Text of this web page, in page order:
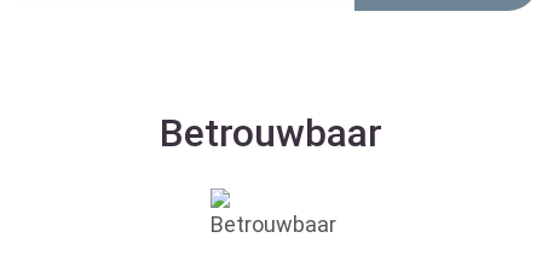
Betrouwbaar